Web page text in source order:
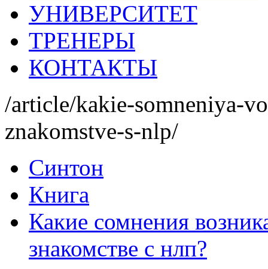
УНИВЕРСИТЕТ
ТРЕНЕРЫ
КОНТАКТЫ
/article/kakie-somneniya-
znakomstve-s-nlp/
Синтон
Книга
Какие сомнения
знакомстве с нлп?